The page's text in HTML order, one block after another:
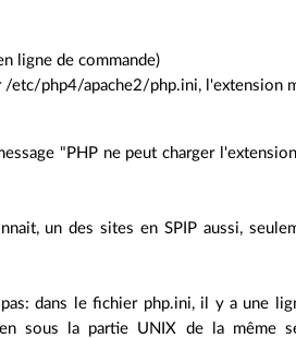
ligne de commande)
etc/php4/apache2/php.ini, l'extension
"PHP ne peut charger
un des sites en SPIP aussi,
dans le fichier php.ini, il y a une
sous la partie UNIX de la même